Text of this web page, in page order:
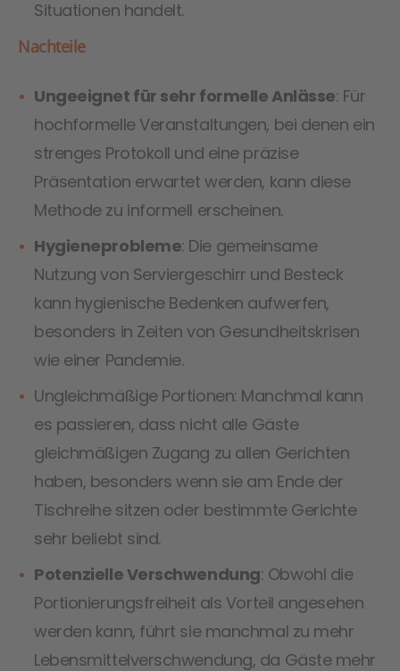
Situationen handelt.
Nachteile
Ungeeignet für sehr formelle Anlässe: Für
hochformelle Veranstaltungen, bei denen ein
strenges Protokoll und eine präzise
Präsentation erwartet werden, kann diese
Methode zu informell erscheinen.
Hygieneprobleme: Die gemeinsame
Nutzung von Serviergeschirr und Besteck
kann hygienische Bedenken aufwerfen,
besonders in Zeiten von Gesundheitskrisen
wie einer Pandemie.
Ungleichmäßige Portionen: Manchmal kann
es passieren, dass nicht alle Gäste
gleichmäßigen Zugang zu allen Gerichten
haben, besonders wenn sie am Ende der
Tischreihe sitzen oder bestimmte Gerichte
sehr beliebt sind.
Potenzielle Verschwendung: Obwohl die
Portionierungsfreiheit als Vorteil angesehen
werden kann, führt sie manchmal zu mehr
Lebensmittelverschwendung, da Gäste mehr